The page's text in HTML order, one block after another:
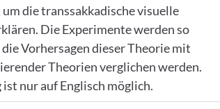
die transsakkadische visuelle
Die Experimente werden so
Vorhersagen dieser Theorie mit
Theorien verglichen werden.
nur auf Englisch möglich.